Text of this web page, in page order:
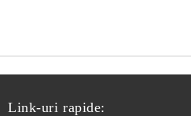
Link-uri rapide: